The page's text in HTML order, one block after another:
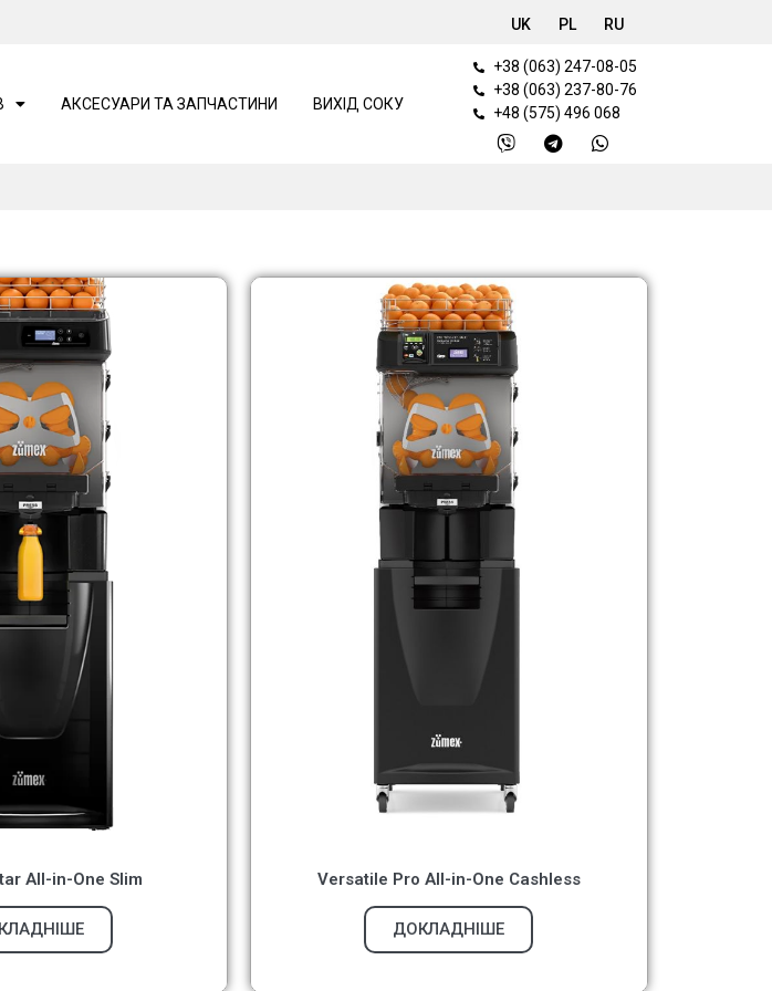
UK PL RU
АКСЕСУАРИ ТА ЗАПЧАСТИНИ ВИХІД СОКУ
+38 (063) 247-08-05
+38 (063) 237-80-76
+48 (575) 496 068
All-in-One Slim Versatile Pro All-in-One Cashless
ДОКЛАДНІШЕ